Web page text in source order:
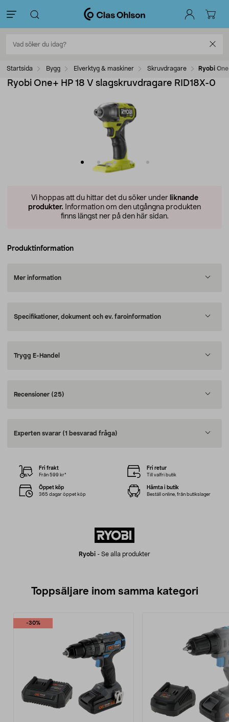
Startsida Bygg Elverktyg & maskiner Skruvdragare Ryobi
Ryobi One+ HP 18 V slagskruvdragare RID18X-0
Vi hoppas att du hittar det du söker under liknande
produkter. Information om den utgångna produkten
finns längst ner på den här sidan.
Produktinformation
Mer information
Specifikationer, dokument och ev. faroinformation
Trygg E-Handel
Recensioner (25)
Experten svarar (1 besvarad fråga)
Ryobi - Se alla produkter
Fri frakt
Från 599 kr*
Fri retur
Till valfri butik
Öppet köp
365 dagar öppet köp
Hämta i butik
Beställ online, från butikslager
Toppsäljare inom samma kategori
-30%